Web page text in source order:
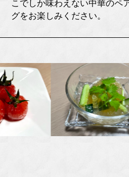
こでしか味わえない中華のペ
グをお楽しみください。